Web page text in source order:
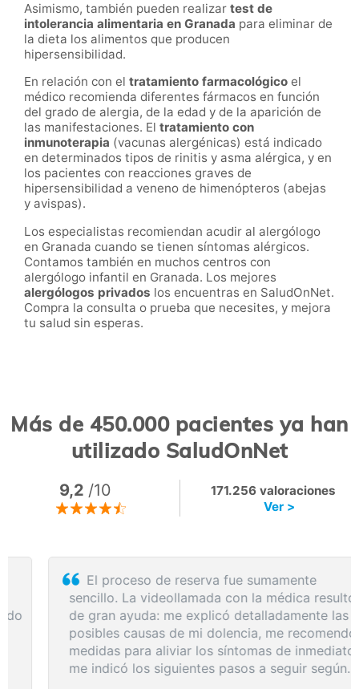
Asimismo, también pueden realizar test de
intolerancia alimentaria en Granada para eliminar de
la dieta los alimentos que producen
hipersensibilidad.
En relación con el tratamiento farmacológico el
médico recomienda diferentes fármacos en función
del grado de alergia, de la edad y de la aparición de
las manifestaciones. El tratamiento con
inmunoterapia (vacunas alergénicas) está indicado
en determinados tipos de rinitis y asma alérgica, y en
los pacientes con reacciones graves de
hipersensibilidad a veneno de himenópteros (abejas
y avispas).
Los especialistas recomiendan acudir al alergólogo
en Granada cuando se tienen síntomas alérgicos.
Contamos también en muchos centros con
alergólogo infantil en Granada. Los mejores
alergólogos privados los encuentras en SaludOnNet.
Compra la consulta o prueba que necesites, y mejora
tu salud sin esperas.
Más de 450.000 pacientes ya han
utilizado SaludOnNet
9,2 /10
171.256 valoraciones
Ver >
El proceso de reserva fue sumamente
sencillo. La videollamada con la médica resultó
de gran ayuda: me explicó detalladamente las
posibles causas de mi dolencia, me recomendó
medidas para aliviar los síntomas de inmediato y
me indicó los siguientes pasos a seguir según